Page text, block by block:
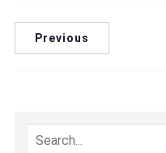
Previous